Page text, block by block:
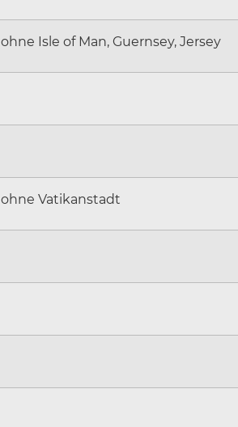
ohne Isle of Man, Guernsey, Jersey
ohne Vatikanstadt